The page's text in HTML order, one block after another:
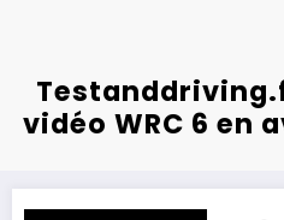
vidéo WRC 6 en